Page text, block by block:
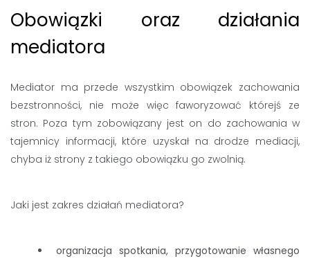
Obowiązki oraz działania
mediatora
Mediator ma przede wszystkim obowiązek zachowania
bezstronności, nie może więc faworyzować którejś ze
stron. Poza tym zobowiązany jest on do zachowania w
tajemnicy informacji, które uzyskał na drodze mediacji,
chyba iż strony z takiego obowiązku go zwolnią.
Jaki jest zakres działań mediatora?
organizacja spotkania, przygotowanie własnego